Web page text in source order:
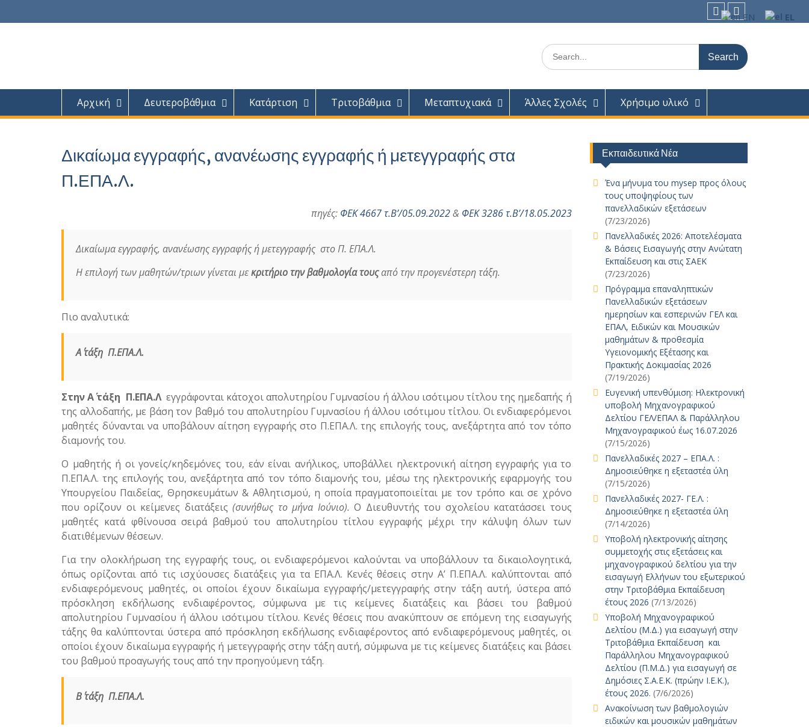
facebook
Youtube
Search
for:
Αρχική Δευτεροβάθμια Κατάρτιση Τριτοβάθμια Μεταπτυχιακά Άλλες Σχολές Χρήσιμο υλικό
Δικαίωμα εγγραφής, ανανέωσης εγγραφής ή μετεγγραφής στα
Π.ΕΠΑ.Λ.
πηγές: ΦΕΚ 4667 τ.Β’/05.09.2022& ΦΕΚ 3286 τ.Β’/18.05.2023
Δικαίωμα εγγραφής, ανανέωσης εγγραφής ή μετεγγραφής στο Π. ΕΠΑ.Λ.
Η επιλογή των μαθητών/τριων γίνεται μεκριτήριο την βαθμολογία τουςαπό την προγενέστερη τάξη.
Πιο αναλυτικά:
Α΄ τάξη Π.ΕΠΑ.Λ.
Στην Α΄ τάξη Π.ΕΠΑ.Λεγγράφονται κάτοχοι απολυτηρίου Γυμνασίου ή άλλου ισότιμου τίτλου της ημεδαπής ή
της αλλοδαπής, με βάση τον βαθμό του απολυτηρίου Γυμνασίου ή άλλου ισότιμου τίτλου. Οι ενδιαφερόμενοι
μαθητές δύνανται να υποβάλουν αίτηση εγγραφής στο Π.ΕΠΑ.Λ. της επιλογής τους, ανεξάρτητα από τον τόπο
διαμονής του.
Ο μαθητής ή οι γονείς/κηδεμόνες του, εάν είναι ανήλικος, υποβάλλει ηλεκτρονική αίτηση εγγραφής για το
Π.ΕΠΑ.Λ. της επιλογής του, ανεξάρτητα από τον τόπο διαμονής του, μέσω της ηλεκτρονικής εφαρμογής του
Υπουργείου Παιδείας, Θρησκευμάτων & Αθλητισμού, η οποία πραγματοποιείται με τον τρόπο και σε χρόνο
που ορίζουν οι κείμενες διατάξεις(συνήθως το μήνα Ιούνιο). Ο Διευθυντής του σχολείου κατατάσσει τους
μαθητές κατά φθίνουσα σειρά βαθμού του απολυτηρίου τίτλου εγγραφής μέχρι την κάλυψη όλων των
διατιθέμενων θέσεων.
Για την ολοκλήρωση της εγγραφής τους, οι ενδιαφερόμενοι καλούνται να υποβάλλουν τα δικαιολογητικά,
όπως ορίζονται από τις ισχύουσες διατάξεις για τα ΕΠΑ.Λ. Κενές θέσεις στην Α’ Π.ΕΠΑ.Λ. καλύπτονται από
ενδιαφερόμενους μαθητές, οι οποίοι έχουν δικαίωμα εγγραφής/μετεγγραφής στην τάξη αυτή, ύστερα από
πρόσκληση εκδήλωσης ενδιαφέροντος, σύμφωνα με τις κείμενες διατάξεις και βάσει του βαθμού
απολυτηρίου Γυμνασίου ή άλλου ισότιμου τίτλου. Κενές θέσεις που ανακύπτουν σε επόμενη της εισαγωγής
τάξης θα καλύπτονται ύστερα από πρόσκληση εκδήλωσης ενδιαφέροντος από ενδιαφερόμενους μαθητές, οι
οποίοι έχουν δικαίωμα εγγραφής ή μετεγγραφής στην τάξη αυτή, σύμφωνα με τις κείμενες διατάξεις και βάσει
του βαθμού προαγωγής τους από την προηγούμενη τάξη.
Β΄ τάξη Π.ΕΠΑ.Λ.
Εκπαιδευτικά Νέα
Ένα μήνυμα του mysep προς όλους
τους υποψηφίους των
πανελλαδικών εξετάσεων
(7/23/2026)
Πανελλαδικές 2026: Αποτελέσματα
& Βάσεις Εισαγωγής στην Ανώτατη
Εκπαίδευση και στις ΣΑΕΚ
(7/23/2026)
Πρόγραμμα επαναληπτικών
Πανελλαδικών εξετάσεων
ημερησίων και εσπερινών ΓΕΛ και
ΕΠΑΛ, Ειδικών και Μουσικών
μαθημάτων & προθεσμία
Υγειονομικής Εξέτασης και
Πρακτικής Δοκιμασίας 2026
(7/19/2026)
Ευγενική υπενθύμιση: Ηλεκτρονική
υποβολή Μηχανογραφικού
Δελτίου ΓΕΛ/ΕΠΑΛ & Παράλληλου
Μηχανογραφικού έως 16.07.2026
(7/15/2026)
Πανελλαδικές 2027 – ΕΠΑ.Λ. :
Δημοσιεύθηκε η εξεταστέα ύλη
(7/15/2026)
Πανελλαδικές 2027- ΓΕ.Λ. :
Δημοσιεύθηκε η εξεταστέα ύλη
(7/14/2026)
Υποβολή ηλεκτρονικής αίτησης
συμμετοχής στις εξετάσεις και
μηχανογραφικού δελτίου για την
εισαγωγή Ελλήνων του εξωτερικού
στην Τριτοβάθμια Εκπαίδευση
έτους 2026 (7/13/2026)
Υποβολή Μηχανογραφικού
Δελτίου (Μ.Δ.) για εισαγωγή στην
Τριτοβάθμια Εκπαίδευση και
Παράλληλου Μηχανογραφικού
Δελτίου (Π.Μ.Δ.) για εισαγωγή σε
Δημόσιες Σ.Α.Ε.Κ. (πρώην Ι.Ε.Κ.),
έτους 2026. (7/6/2026)
Ανακοίνωση των βαθμολογιών
ειδικών και μουσικών μαθημάτων
EN EL